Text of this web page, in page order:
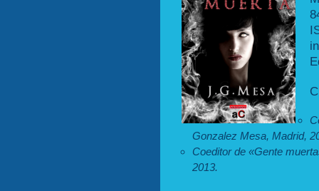
Gonzalez Mesa, Madrid,
Coeditor de «Gente
2013.